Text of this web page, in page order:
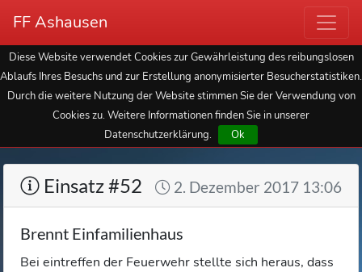
FF Ashausen
Diese Website verwendet Cookies zur Gewährleistung des reibungslosen
Ablaufs Ihres Besuchs und zur Erstellung anonymisierter Besucherstatistiken.
Durch die weitere Nutzung der Website stimmen Sie der Verwendung von
Cookies zu. Weitere Informationen finden Sie in unserer
Datenschutzerklärung.
Ok
Einsatz #52 2. Dezember 2017 13:06
Brennt Einfamilienhaus
Bei eintreffen der Feuerwehr stellte sich heraus, dass